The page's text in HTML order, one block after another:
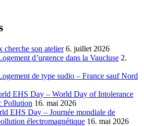
cherche son atelier 6. juillet 2026
d’urgence dans la Vaucluse 2.
de type sudio – France sauf Nord
EHS Day – World Day of Intolerance
Pollution 16. mai 2026
EHS Day – Journée mondiale de
électromagnétique 16. mai 2026